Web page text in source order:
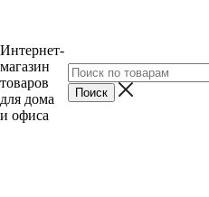
Интернет-
магазин
товаров
для дома
и офиса